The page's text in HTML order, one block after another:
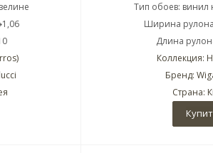
Тип обоев: винил
Ширина
Длина
Коллекция:
Бренд:
Страна: